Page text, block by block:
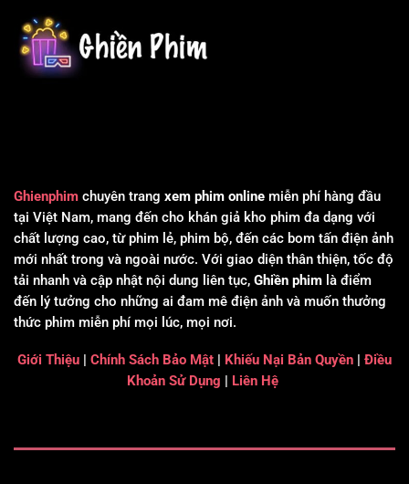
Ghienphim chuyên trang xem phim online miễn phí hàng đầu
tại Việt Nam, mang đến cho khán giả kho phim đa dạng với
chất lượng cao, từ phim lẻ, phim bộ, đến các bom tấn điện ảnh
mới nhất trong và ngoài nước. Với giao diện thân thiện, tốc độ
tải nhanh và cập nhật nội dung liên tục, Ghiền phim là điểm
đến lý tưởng cho những ai đam mê điện ảnh và muốn thưởng
thức phim miễn phí mọi lúc, mọi nơi.
Giới Thiệu Chính Sách Bảo Mật Khiếu Nại Bản Quyền
Điều
Khoản Sử Dụng
Liên Hệ